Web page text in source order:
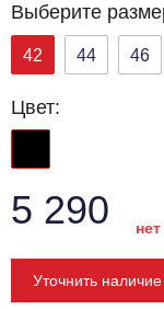
Выберите
42 44 46
Цвет:
5 290
Уточнить наличие